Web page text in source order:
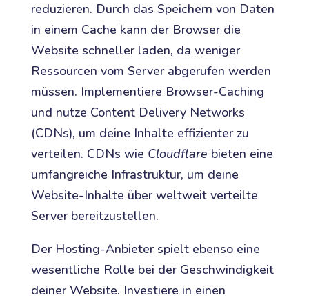
reduzieren. Durch das Speichern von Daten
in einem Cache kann der Browser die
Website schneller laden, da weniger
Ressourcen vom Server abgerufen werden
müssen. Implementiere Browser-Caching
und nutze Content Delivery Networks
(CDNs), um deine Inhalte effizienter zu
verteilen. CDNs wie Cloudflare bieten eine
umfangreiche Infrastruktur, um deine
Website-Inhalte über weltweit verteilte
Server bereitzustellen.
Der Hosting-Anbieter spielt ebenso eine
wesentliche Rolle bei der Geschwindigkeit
deiner Website. Investiere in einen